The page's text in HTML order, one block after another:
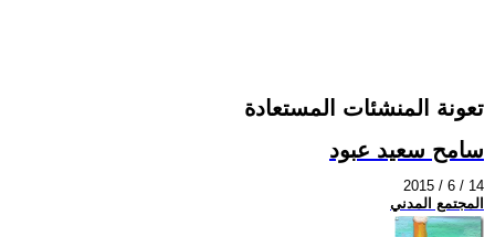
تعونة المنشئات المستعادة
سامح سعيد عبود
2015 / 6 / 14
المجتمع المدني